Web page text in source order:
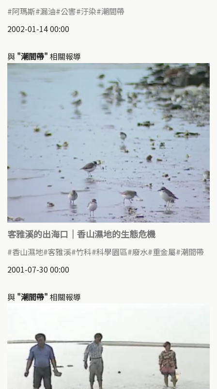
阿瑪斯 漏油 公害 汙染 潮間帶
2002-01-14 00:00
與 "潮間帶" 相關報導
客雅溪的出海口｜香山濕地的生態危機
香山濕地 客雅溪 竹科 科學園區 廢水 重金屬 潮間帶
2001-07-30 00:00
與 "潮間帶" 相關報導